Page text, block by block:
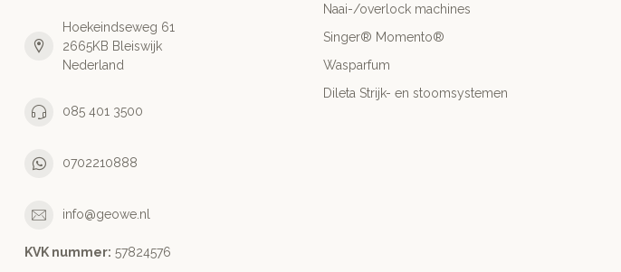
Hoekeindseweg 61
2665KB Bleiswijk
Nederland
085 401 3500
0702210888
info@geowe.nl
KVK nummer: ‭57824576‬
Naai-/overlock machines
Singer® Momento®
Wasparfum
Dileta Strijk- en stoomsystemen